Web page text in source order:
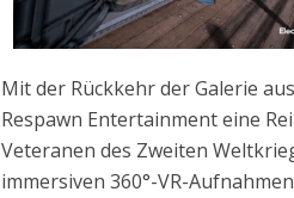
Mit der Rückkehr der Galerie
Respawn Entertainment eine
Veteranen des Zweiten
immersiven 360°-VR-